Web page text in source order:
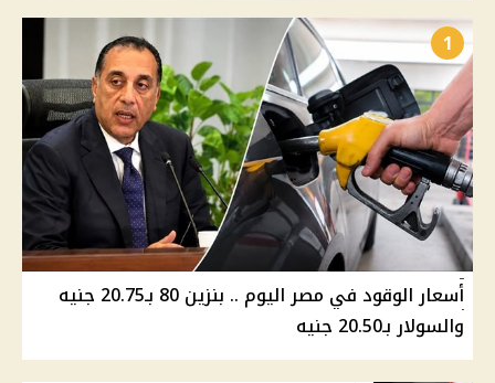
1
أسعار الوقود في مصر اليوم .. بنزين 80 بـ20.75 جنيه
والسولار بـ20.50 جنيه